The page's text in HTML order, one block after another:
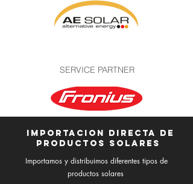
SERVICE PARTNER
importacion directa de
productos solares
Importamos y distribuimos diferentes tipos de
productos solares